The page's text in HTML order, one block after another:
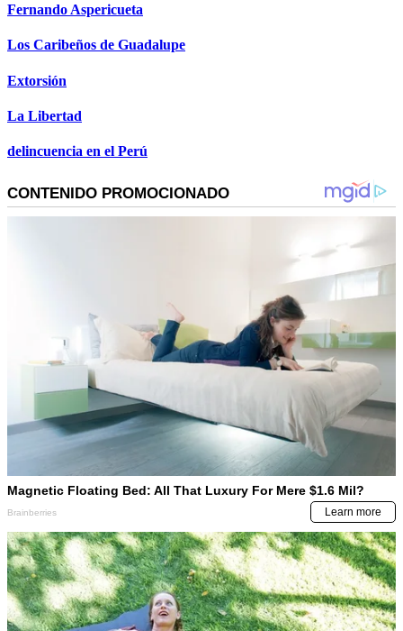
Fernando Aspericueta
Los Caribeños de Guadalupe
Extorsión
La Libertad
delincuencia en el Perú